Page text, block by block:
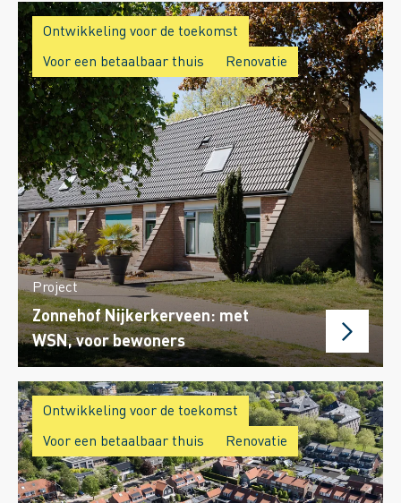
Project
Zonnehof Nijkerkerveen: met
WSN, voor bewoners
Ontwikkeling voor de toekomst
Voor een betaalbaar thuis
Renovatie
Ontwikkeling voor de toekomst
Voor een betaalbaar thuis
Renovatie